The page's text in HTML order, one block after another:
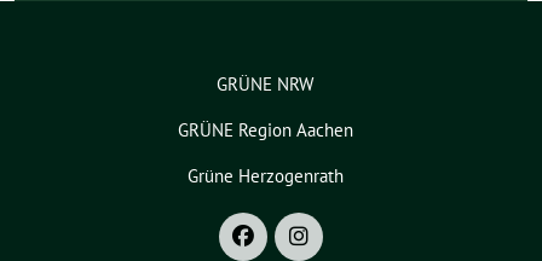
GRÜNE NRW
GRÜNE Region Aachen
Grüne Herzogenrath